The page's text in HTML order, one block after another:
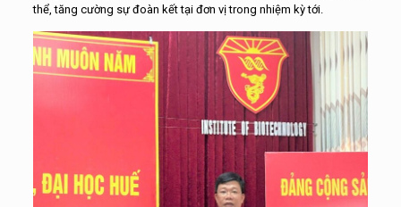
thể, tăng cường sự đoàn kết tại đơn vị trong nhiệm kỳ tới.